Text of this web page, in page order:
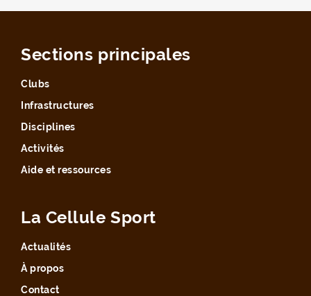
Sections principales
Clubs
Infrastructures
Disciplines
Activités
Aide et ressources
La Cellule Sport
Actualités
À propos
Contact